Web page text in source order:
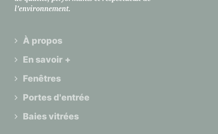
l’environnement.
À propos
En savoir +
Fenêtres
Portes d'entrée
Baies vitrées